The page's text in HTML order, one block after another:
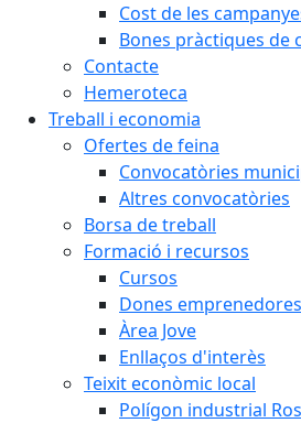
Cost de les
Bones pràctiques de
Contacte
Hemeroteca
Treball i economia
Ofertes de feina
Convocatòries
Altres convocatòries
Borsa de treball
Formació i recursos
Cursos
Dones emprenedores
Àrea Jove
Enllaços d'interès
Teixit econòmic local
Polígon industrial